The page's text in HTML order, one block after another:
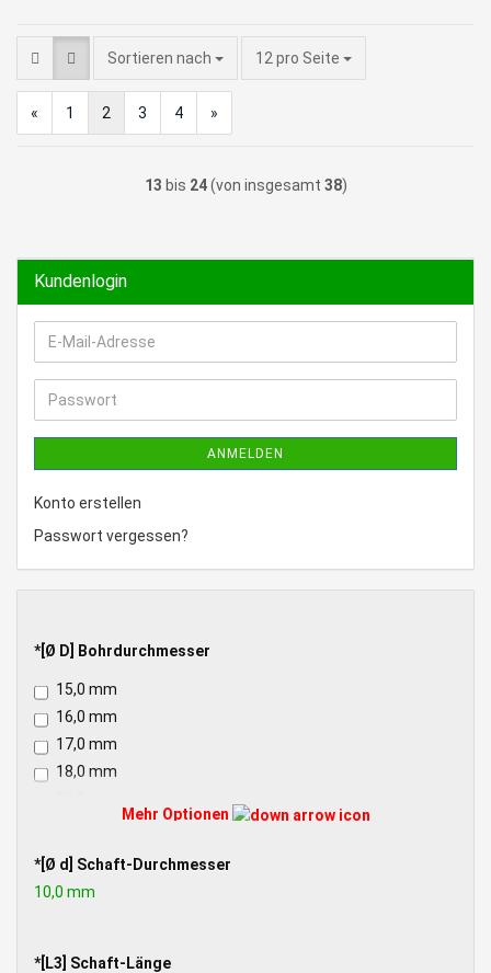
Sortieren nach 12 pro Seite
pro Seite
« 1 2 3 4 »
13 bis 24(von insgesamt 38)
Kundenlogin
E-
Mail-
Adresse
Passwort
ANMELDEN
Konto erstellen
Passwort vergessen?
*
D]
BOHRDURCHMESSER
*[Ø D] Bohrdurchmesser
15,0 mm
16,0 mm
17,0 mm
18,0 mm
25,0 mm
35,0 mm
Mehr Optionen
*
[Ø
DURCHMESSER
*[Ø d] Schaft-Durchmesser
10,0 mm
*
*[L3] Schaft-Länge